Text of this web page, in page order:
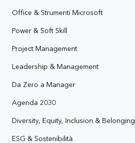
Office & Strumenti Microsoft
Power & Soft Skill
Project Management
Leadership & Management
Da Zero a Manager
Agenda 2030
Diversity, Equity, Inclusion & Belonging
ESG & Sostenibilità